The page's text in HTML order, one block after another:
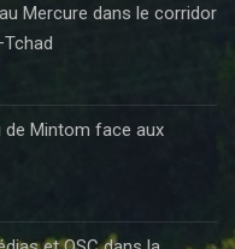
Mercure dans le corridor
de Mintom face aux